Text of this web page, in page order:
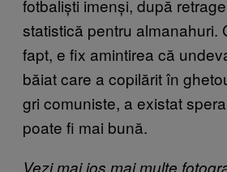
fotbaliști imenși, după
statistică pentru almanahuri.
fapt, e fix amintirea că
băiat care a copilărit în
gri comuniste, a existat
poate fi mai bună.
Vezi mai jos mai multe